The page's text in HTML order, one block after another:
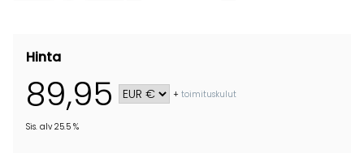
Hinta
89,95 +toimituskulut
Sis. alv 25.5 %